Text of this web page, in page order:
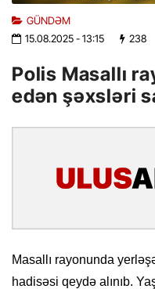
GÜNDƏM
15.08.2025- 13:15 238
Polis Masallı
edən şəxsləri
Masallı rayonunda
hadisəsi qeydə alınıb.